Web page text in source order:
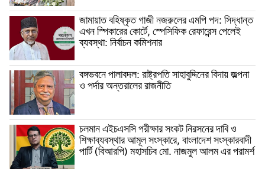
জামায়াত বহিষ্কৃত গাজী নজরুলের এমপি পদ: সিদ্ধান্ত
এখন স্পিকারের কোর্টে, স্পেসিফিক রেফারেন্স পেলেই
ব্যবস্থা: নির্বাচন কমিশনার
বঙ্গভবনে পালাবদল: রাষ্ট্রপতি সাহাবুদ্দিনের বিদায় জল্পনা
ও পর্দার অন্তরালের রাজনীতি
চলমান এইচএসসি পরীক্ষার সংকট নিরসনের দাবি ও
শিক্ষাব্যবস্থার আমূল সংস্কারে, বাংলাদেশ সংস্কারবাদী
পার্টি (বিআরপি) মহাসচিব মো. নাজমুল আলম এর পরামর্শ